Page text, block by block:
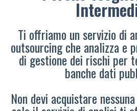
Ti offriamo un servizio di
outsourcing che analizza e
di gestione dei rischi per
banche dati
Non devi acquistare